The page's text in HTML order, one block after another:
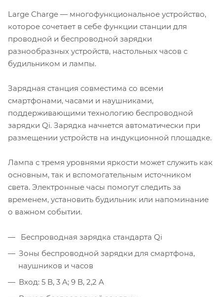
Large Charge — многофункциональное устройство,
которое сочетает в себе функции станции для
проводной и беспроводной зарядки
разнообразных устройств, настольных часов с
будильником и лампы.
Зарядная станция совместима со всеми
смартфонами, часами и наушниками,
поддерживающими технологию беспроводной
зарядки Qi. Зарядка начнется автоматически при
размещении устройств на индукционной площадке.
Лампа с тремя уровнями яркости может служить как
основным, так и вспомогательным источником
света. Электронные часы помогут следить за
временем, установить будильник или напоминание
о важном событии.
Беспроводная зарядка стандарта Qi
Зоны беспроводной зарядки для смартфона,
наушников и часов
Вход: 5 В, 3 A; 9 В, 2,2 A